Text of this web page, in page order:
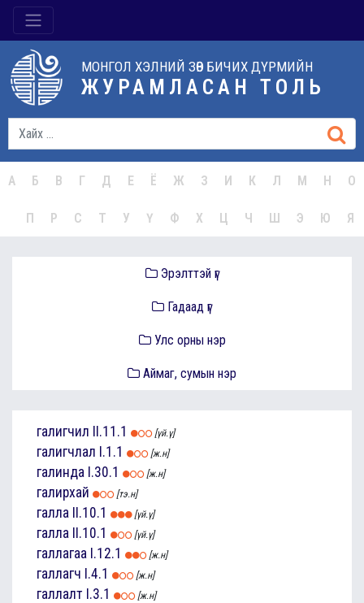
МОНГОЛ ХЭЛНИЙ ЗӨВ БИЧИХ ДҮРМИЙН
ЖУРАМЛАСАН ТОЛЬ
А Б В Г Д Е Ё Ж З И К Л М Н О
П Р С Т У Ү Ф Х Ц Ч Ш Э Ю Я
Эрэлттэй үг
Гадаад үг
Улс орны нэр
Аймаг, сумын нэр
галигчил II.11.1 [үй.ү]
галигчлал I.1.1 [ж.н]
галинда I.30.1 [ж.н]
галирхай [тэ.н]
галла II.10.1 [үй.ү]
галла II.10.1 [үй.ү]
галлагаа I.12.1 [ж.н]
галлагч I.4.1 [ж.н]
галлалт I.3.1 [ж.н]